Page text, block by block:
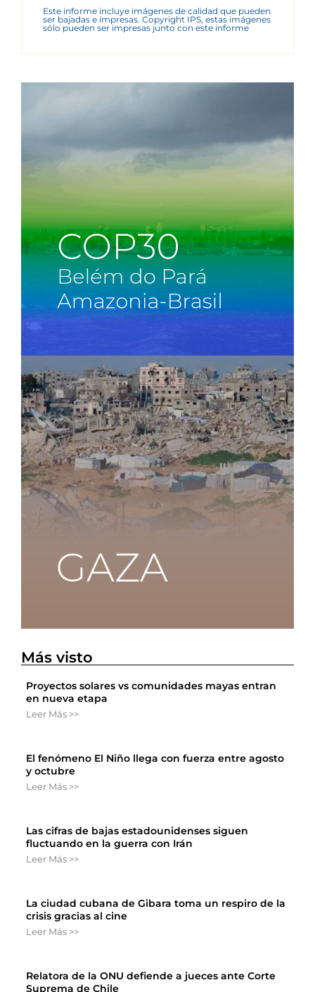
Este informe incluye imágenes de calidad que pueden
ser bajadas e impresas. Copyright IPS, estas imágenes
sólo pueden ser impresas junto con este informe
Más visto
Proyectos solares vs comunidades mayas entran
en nueva etapa
Leer Más >>
El fenómeno El Niño llega con fuerza entre agosto
y octubre
Leer Más >>
Las cifras de bajas estadounidenses siguen
fluctuando en la guerra con Irán
Leer Más >>
La ciudad cubana de Gibara toma un respiro de la
crisis gracias al cine
Leer Más >>
Relatora de la ONU defiende a jueces ante Corte
Suprema de Chile